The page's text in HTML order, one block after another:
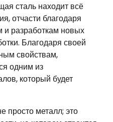
сталь находит всё
отчасти благодаря
разработкам новых
Благодаря своей
свойствам,
одним из
который будет
просто металл; это